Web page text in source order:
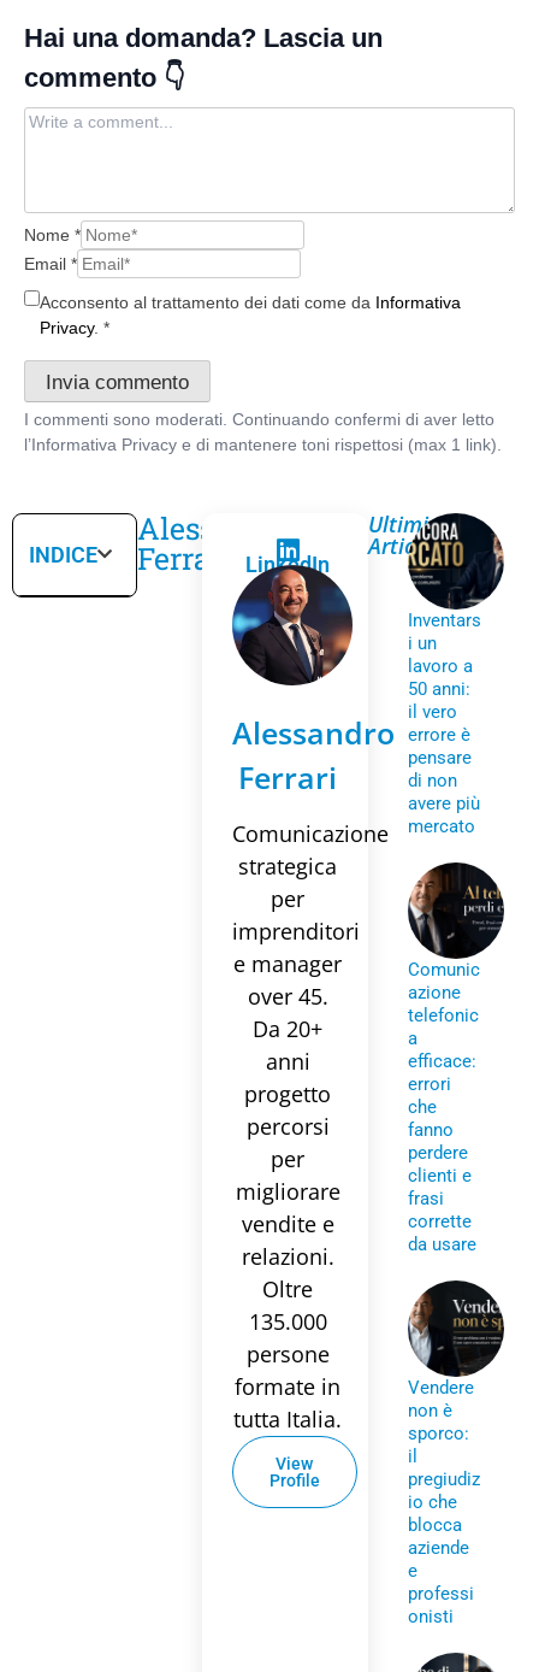
Nome *
Email *
Acconsento al trattamento dei dati come da Informativa
Privacy. *
INDICE
Alessandro
Ferrari LinkedIn
Alessandro
Ferrari
Comunicazione
strategica
per
imprenditori
e manager
over 45.
Da 20+
anni
progetto
percorsi
per
migliorare
vendite e
relazioni.
Oltre
135.000
persone
formate in
tutta Italia.
View
Profile
Ultimi
Articoli
Inventars
i un
lavoro a
50 anni:
il vero
errore è
pensare
di non
avere più
mercato
Comunic
azione
telefonic
a
efficace:
errori
che
fanno
perdere
clienti e
frasi
corrette
da usare
Vendere
non è
sporco:
il
pregiudiz
io che
blocca
aziende
e
professi
onisti